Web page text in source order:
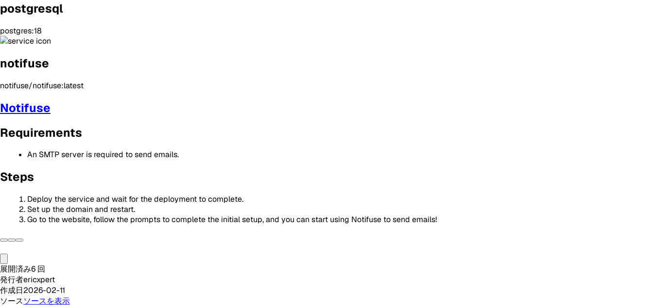
postgresql
postgres:18
notifuse
notifuse/notifuse:latest
Notifuse
Requirements
An SMTP server is required to send emails.
Steps
Deploy the service and wait for the deployment to complete.
Set up the domain and restart.
Go to the website, follow the prompts to complete the initial setup, and you can start using Notifuse to send emails!
展開済み6 回
発行者ericxpert
作成日2026-02-11
ソースソースを表示